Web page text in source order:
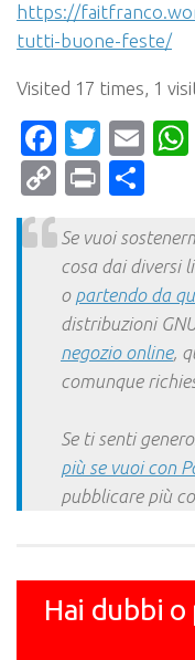
https://
tutti-buone-feste/
Visited 17 times, 1
CopyPrint
Se vuoi
cosa dai diversi
o partendo da
distribuzioni
negozio online,
comunque
Se ti senti
più se vuoi con
pubblicare più
Hai dubbi